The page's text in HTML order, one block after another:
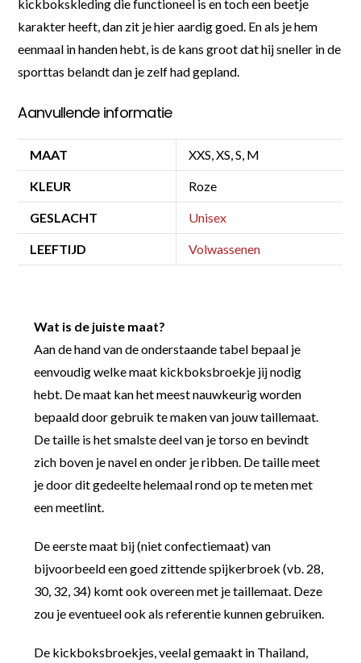
kickbokskleding die functioneel is en toch een beetje
karakter heeft, dan zit je hier aardig goed. En als je hem
eenmaal in handen hebt, is de kans groot dat hij sneller in de
sporttas belandt dan je zelf had gepland.
Aanvullende informatie
MAAT XXS, XS, S, M
KLEUR Roze
GESLACHT Unisex
LEEFTIJD Volwassenen
Wat is de juiste maat?
Aan de hand van de onderstaande tabel bepaal je
eenvoudig welke maat kickboksbroekje jij nodig
hebt. De maat kan het meest nauwkeurig worden
bepaald door gebruik te maken van jouw taillemaat.
De taille is het smalste deel van je torso en bevindt
zich boven je navel en onder je ribben. De taille meet
je door dit gedeelte helemaal rond op te meten met
een meetlint.
De eerste maat bij (niet confectiemaat) van
bijvoorbeeld een goed zittende spijkerbroek (vb. 28,
30, 32, 34) komt ook overeen met je taillemaat. Deze
zou je eventueel ook als referentie kunnen gebruiken.
De kickboksbroekjes, veelal gemaakt in Thailand,